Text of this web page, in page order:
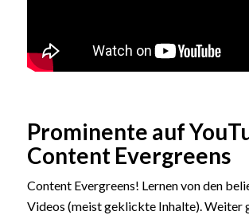
Prominente auf
Content Evergreens
Content Evergreens! Lernen von den
Videos (meist geklickte Inhalte). Weiter